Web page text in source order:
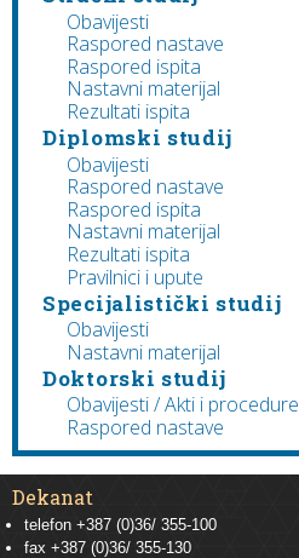
Obavijesti
Raspored nastave
Raspored ispita
Nastavni materijal
Rezultati ispita
Diplomski studij
Obavijesti
Raspored nastave
Raspored ispita
Nastavni materijal
Rezultati ispita
Pravilnici i upute
Specijalistički studij
Obavijesti
Nastavni materijal
Doktorski studij
Obavijesti / Akti i procedure
Raspored nastave
Dekanat
telefon +387 (0)36/ 355-100
fax +387 (0)36/ 355-130